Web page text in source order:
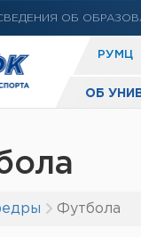
ОБ
РУМЦ
ОБ
Футбола